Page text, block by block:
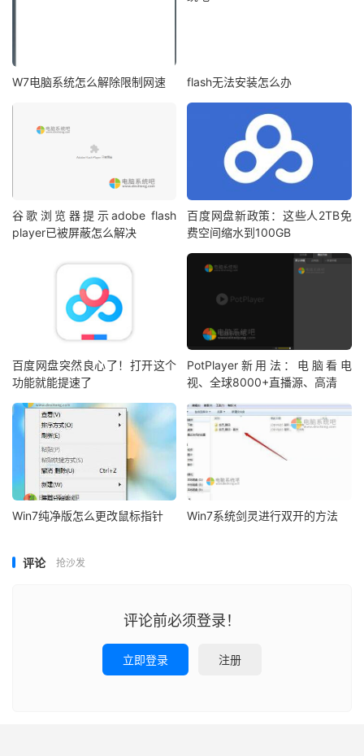
W7电脑系统怎么解除限制网速 flash无法安装怎么办
谷歌浏览器提示adobe flash
player已被屏蔽怎么解决
百度网盘新政策：这些人2TB免
费空间缩水到100GB
百度网盘突然良心了！打开这个
功能就能提速了
PotPlayer新用法：电脑看电
视、全球8000+直播源、高清
Win7纯净版怎么更改鼠标指针 Win7系统剑灵进行双开的方法
评论 抢沙发
评论前必须登录！
立即登录 注册